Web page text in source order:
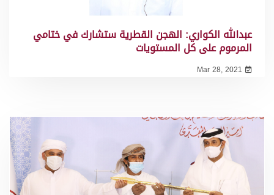
عبدالله الكواري: الهجن القطرية ستشارك في ختامي
المرموم على كل المستويات
Mar 28, 2021